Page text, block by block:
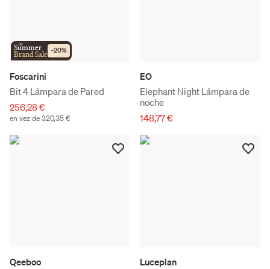
the
Summer
Brand Sale -20%
Foscarini
Bit 4 Lámpara de Pared
256,28 €
en vez de 320,35 €
EO
Elephant Night Lámpara de
noche
148,77 €
Qeeboo
Luceplan